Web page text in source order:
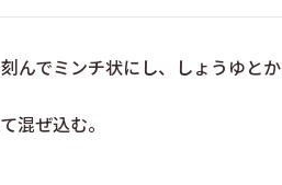
んでミンチ状にし、しょうゆとか
混ぜ込む。